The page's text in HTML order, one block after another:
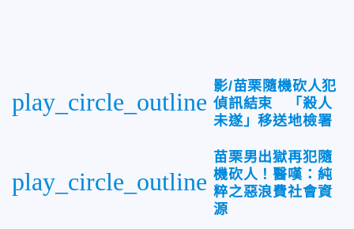
play_circle_outline
影/苗栗隨機砍人犯
偵訊結束 「殺人
未遂」移送地檢署
play_circle_outline
苗栗男出獄再犯隨
機砍人！醫嘆：純
粹之惡浪費社會資
源